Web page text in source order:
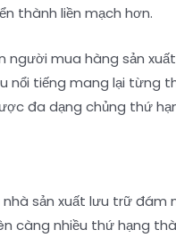
thành liền mạch hơn.
mua hàng sản
nổi tiếng mang lại từng
đa dạng chủng thứ
sản xuất lưu trữ
càng nhiều thứ hạng